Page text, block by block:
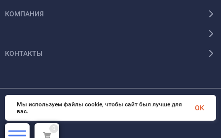
КОМПАНИЯ
КОНТАКТЫ
© 2026 InSale. Все права защищены
0
Мы используем файлы cookie, чтобы сайт был лучше для
вас.
OK